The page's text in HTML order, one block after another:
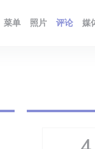
菜单 照片 评论 媒